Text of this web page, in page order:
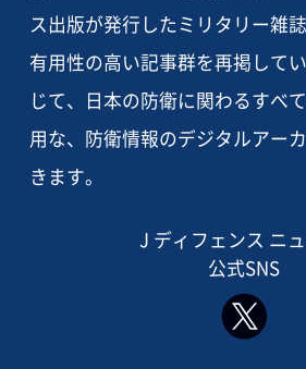
ス出版が発行したミリタリー雑
有用性の高い記事群を再掲して
じて、日本の防衛に関わるすべ
用な、防衛情報のデジタルアー
きます。
J ディフェンス ニ
公式SNS